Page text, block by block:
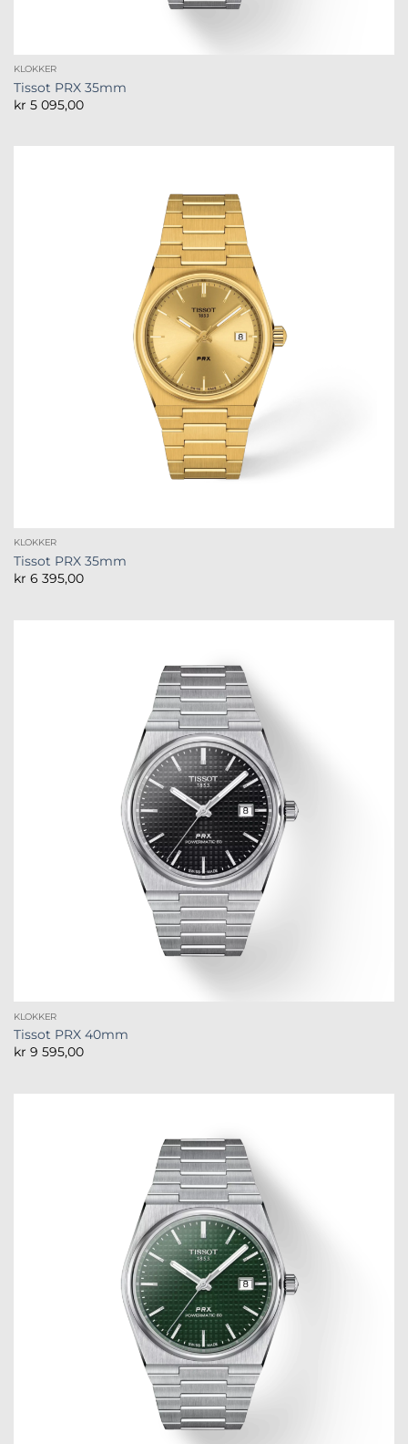
KLOKKER
Tissot PRX 35mm
kr 5 095,00
KLOKKER
Tissot PRX 35mm
kr 6 395,00
KLOKKER
Tissot PRX 40mm
kr 9 595,00